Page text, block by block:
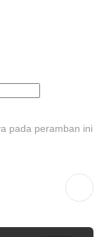
pada peramban ini